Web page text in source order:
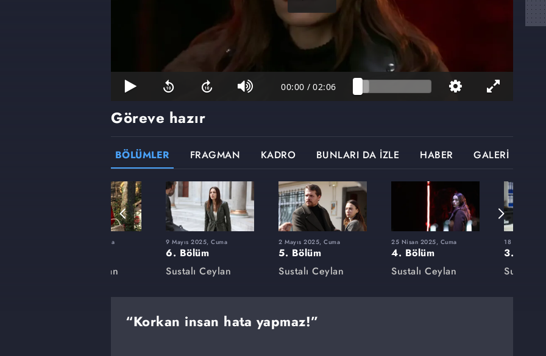
00:00 / 02:06
Göreve hazır
BÖLÜMLER FRAGMAN KADRO BUNLARI DA İZLE HABER GALERİ
4 Nisan 2025, Cuma
Sustalı Ceylan
9 Mayıs 2025, Cuma
6. Bölüm
Sustalı Ceylan
2 Mayıs 2025, Cuma
5. Bölüm
Sustalı Ceylan
25 Nisan 2025, Cuma
4. Bölüm
Sustalı Ceylan
18 Nisan
3. Bölüm
Sustalı
“Korkan insan hata yapmaz!”